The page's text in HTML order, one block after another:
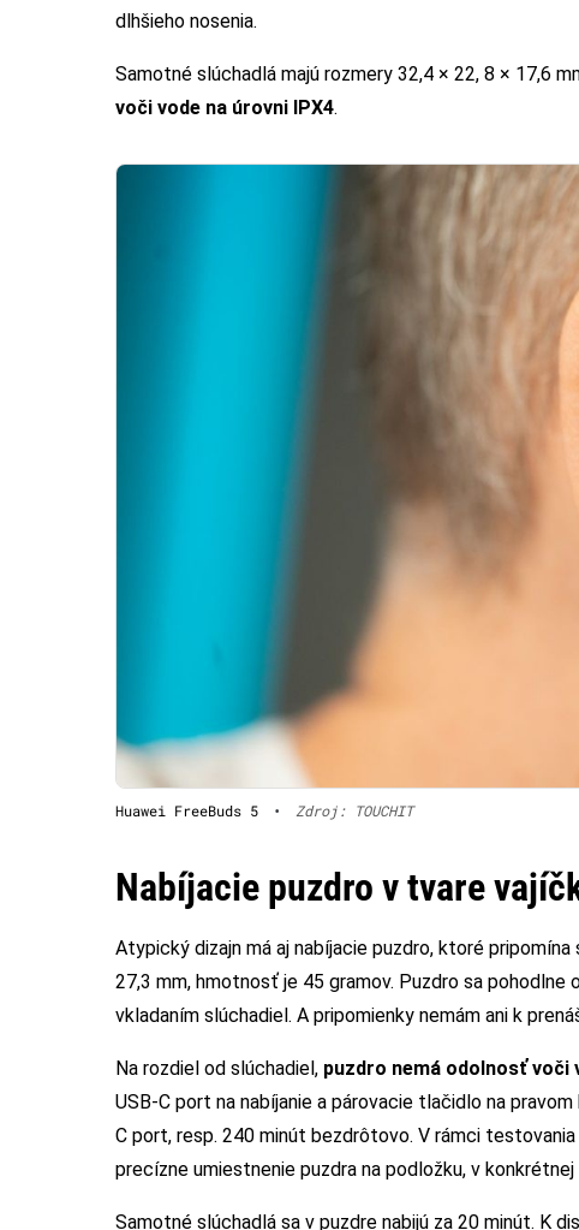
dlhšieho nosenia.
Samotné slúchadlá majú rozmery 32,4 × 22, 8 × 17,6
voči vode na úrovni IPX4.
Huawei FreeBuds 5 • Zdroj: TOUCHIT
Nabíjacie puzdro v tvare
Atypický dizajn má aj nabíjacie puzdro, ktoré
27,3 mm, hmotnosť je 45 gramov. Puzdro sa
vkladaním slúchadiel. A pripomienky nemám ani k
Na rozdiel od slúchadiel, puzdro nemá odolnosť voči
USB-C port na nabíjanie a párovacie tlačidlo na
C port, resp. 240 minút bezdrôtovo. V rámci
precízne umiestnenie puzdra na podložku, v
Samotné slúchadlá sa v puzdre nabijú za 20 minút. K